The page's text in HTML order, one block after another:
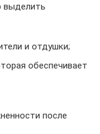
и отдушки;
обеспечивает
после